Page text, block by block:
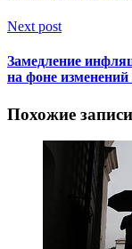
Next post
Замедление
на фоне
Похожие записи